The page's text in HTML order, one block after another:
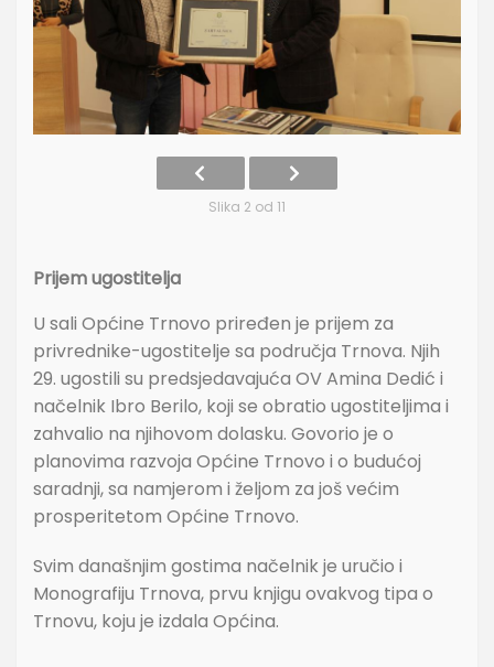
Slika 2 od 11
Prijem ugostitelja
U sali Općine Trnovo priređen je prijem za
privrednike-ugostitelje sa područja Trnova. Njih
29. ugostili su predsjedavajuća OV Amina Dedić i
načelnik Ibro Berilo, koji se obratio ugostiteljima i
zahvalio na njihovom dolasku. Govorio je o
planovima razvoja Općine Trnovo i o budućoj
saradnji, sa namjerom i željom za još većim
prosperitetom Općine Trnovo.
Svim današnjim gostima načelnik je uručio i
Monografiju Trnova, prvu knjigu ovakvog tipa o
Trnovu, koju je izdala Općina.